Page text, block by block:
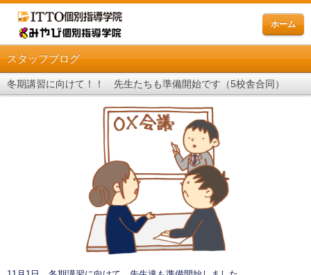
ホーム
スタッフブログ
冬期講習に向けて！！ 先生たちも準備開始です（5校舎合同）